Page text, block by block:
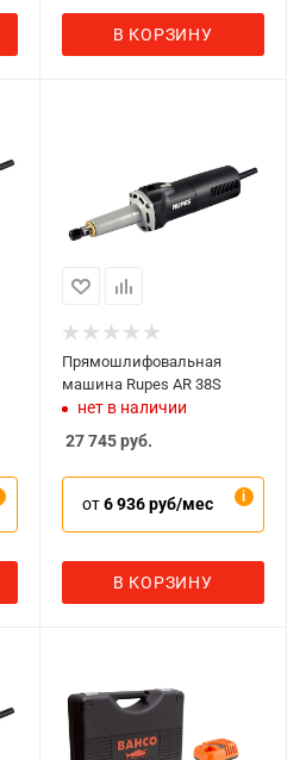
В КОРЗИНУ
Прямошлифовальная
машина Rupes AR 38S
нет в наличии
27 745руб.
от6 936 руб/мес
В КОРЗИНУ